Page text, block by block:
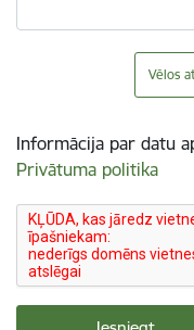
Vēlos
Informācija par datu
Privātuma politika